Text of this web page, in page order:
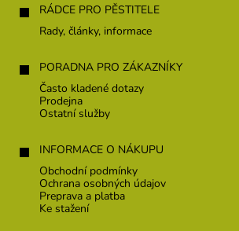
RÁDCE PRO PĚSTITELE
Rady, články, informace
PORADNA PRO ZÁKAZNÍKY
Často kladené dotazy
Prodejna
Ostatní služby
INFORMACE O NÁKUPU
Obchodní podmínky
Ochrana osobných údajov
Preprava a platba
Ke stažení